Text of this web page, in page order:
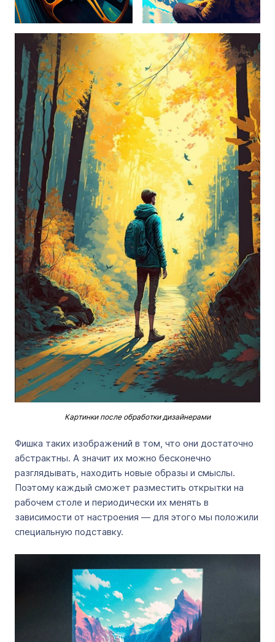
Картинки после обработки дизайнерами
Фишка таких изображений в том, что они достаточно
абстрактны. А значит их можно бесконечно
разглядывать, находить новые образы и смыслы.
Поэтому каждый сможет разместить открытки на
рабочем столе и периодически их менять в
зависимости от настроения — для этого мы положили
специальную подставку.